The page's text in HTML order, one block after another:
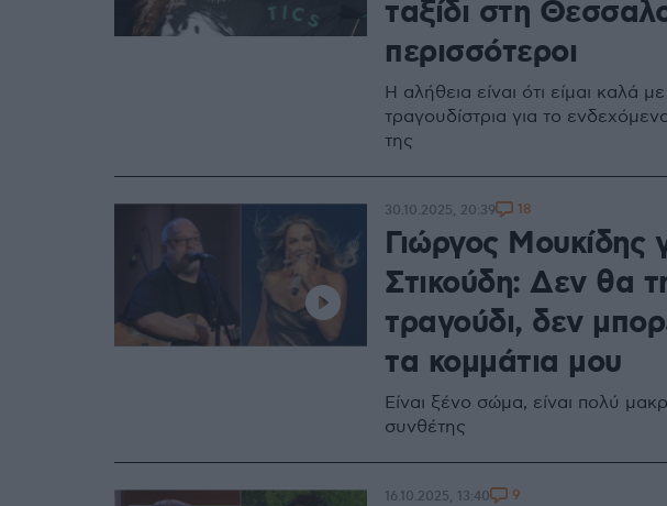
ταξίδι στη
περισσότεροι
Η αλήθεια είναι ότι είμαι καλά
τραγουδίστρια για το
της
Γιώργος Μουκίδης
Στικούδη: Δεν θα
τραγούδι, δεν
τα κομμάτια μου
Είναι ξένο σώμα, είναι πολύ
συνθέτης
30.10.2025, 20:39 18
16.10.2025, 13:40 9